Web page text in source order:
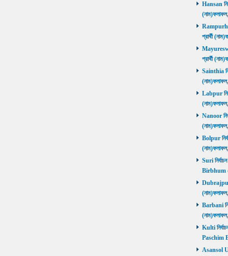
Hansan
Rampurhat
প্রার্থী
প্রার্থী
Sainthia
Labpur
Nanoor
Bolpur
Suri
Birbhum
Dubrajpur
Barbani
Kulti
Paschim
Asansol